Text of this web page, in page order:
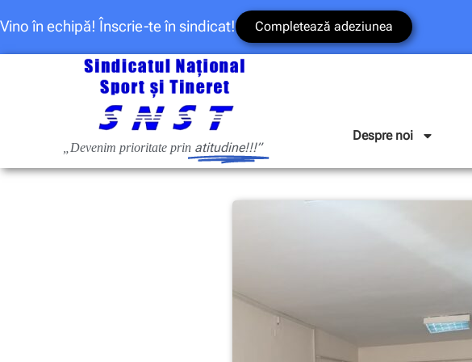
Vino în echipă! Înscrie-te în sindicat! Completează adeziunea
„Devenim prioritate prin atitudine!!!”
Despre noi